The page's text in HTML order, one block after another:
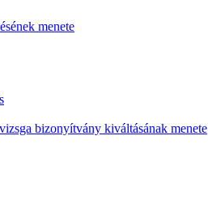
menete
bizonyítvány kiváltásának menete